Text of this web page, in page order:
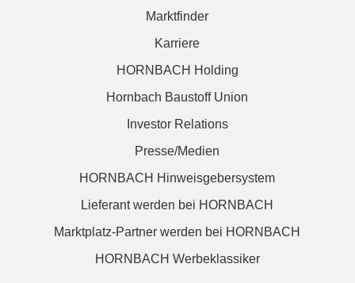
Marktfinder
Karriere
HORNBACH Holding
Hornbach Baustoff Union
Investor Relations
Presse/Medien
HORNBACH Hinweisgebersystem
Lieferant werden bei HORNBACH
Marktplatz-Partner werden bei HORNBACH
HORNBACH Werbeklassiker